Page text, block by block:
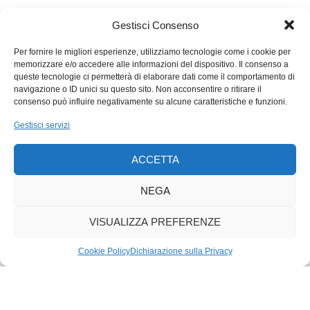
Gestisci Consenso
Per fornire le migliori esperienze, utilizziamo tecnologie come i cookie per
memorizzare e/o accedere alle informazioni del dispositivo. Il consenso a
queste tecnologie ci permetterà di elaborare dati come il comportamento di
navigazione o ID unici su questo sito. Non acconsentire o ritirare il
consenso può influire negativamente su alcune caratteristiche e funzioni.
Gestisci servizi
ACCETTA
NEGA
VISUALIZZA PREFERENZE
Cookie PolicyDichiarazione sulla Privacy
ganci arrugginiti, finestra vista lago, scritte varie tra le quali una
riguardo a un gruppo brasiliano dideath metalformatosi nel
1984 a Belo Horizonte. Sotto l’elogio dei Sepoltura, trovo poi
una litania di amici in penna biro blu: Kaspar, Jano, Thea, Basil,
Corinne, Beat. Nello spogliatoio femminile ci sono alcune
Non resisto a fare ancora un bagno da questa parte, nell’acqua
più caraibica. Più tardi, sotto l’ippocastano, per picnic,